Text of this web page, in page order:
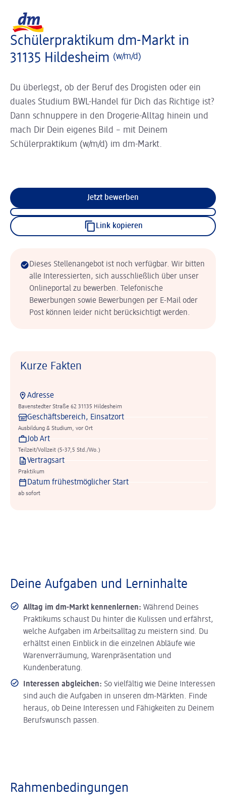
Schülerpraktikum dm-Markt in
31135 Hildesheim (w/m/d)
Du überlegst, ob der Beruf des Drogisten oder ein
duales Studium BWL-Handel für Dich das Richtige ist?
Dann schnuppere in den Drogerie-Alltag hinein und
mach Dir Dein eigenes Bild – mit Deinem
Schülerpraktikum (w/m/d) im dm-Markt.
Jetzt bewerben
Link kopieren
Dieses Stellenangebot ist noch verfügbar. Wir bitten
alle Interessierten, sich ausschließlich über unser
Onlineportal zu bewerben. Telefonische
Bewerbungen sowie Bewerbungen per E-Mail oder
Post können leider nicht berücksichtigt werden.
Kurze Fakten
Adresse
Bavenstedter Straße 62 31135 Hildesheim
Geschäftsbereich, Einsatzort
Ausbildung & Studium, vor Ort
Job Art
Teilzeit/Vollzeit (5-37,5 Std./Wo.)
Vertragsart
Praktikum
Datum frühestmöglicher Start
ab sofort
Deine Aufgaben und Lerninhalte
Alltag im dm-Markt kennenlernen: Während Deines
Praktikums schaust Du hinter die Kulissen und erfährst,
welche Aufgaben im Arbeitsalltag zu meistern sind. Du
erhältst einen Einblick in die einzelnen Abläufe wie
Warenverräumung, Warenpräsentation und
Kundenberatung.
Interessen abgleichen: So vielfältig wie Deine Interessen
sind auch die Aufgaben in unseren dm-Märkten. Finde
heraus, ob Deine Interessen und Fähigkeiten zu Deinem
Berufswunsch passen.
Rahmenbedingungen